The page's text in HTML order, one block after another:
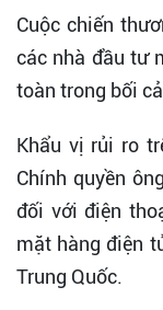
Cuộc chiến
các nhà đầu tư
toàn trong bối
Khẩu vị rủi ro
Chính quyền
đối với điện
mặt hàng điện
Trung Quốc.